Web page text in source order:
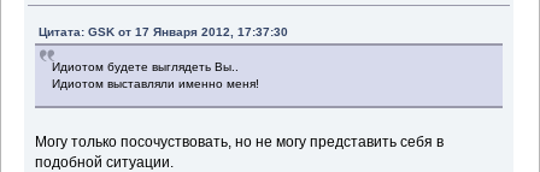
Цитата: GSK от 17 Января 2012, 17:37:30
Идиотом будете выглядеть Вы..
Идиотом выставляли именно меня!
Могу только посочуствовать, но не могу представить себя в
подобной ситуации.